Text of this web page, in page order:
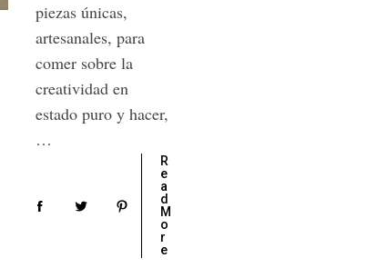
piezas únicas,
artesanales, para
comer sobre la
creatividad en
estado puro y hacer,
…
R
e
a
d
M
o
r
e